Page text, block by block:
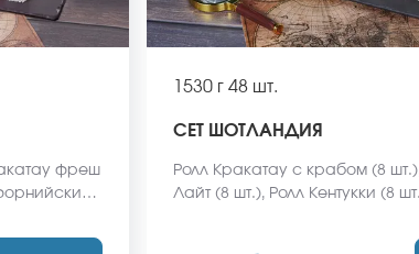
фреш
1530 г48 шт.
СЕТ ШОТЛАНДИЯ
Ролл Кракатау с крабом (8
Лайт (8 шт.), Ролл Кентукки (8